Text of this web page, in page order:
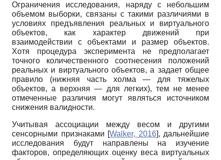
Ограничения исследования, наряду с небольшим
объемом выборки, связаны с такими различиями в
условиях предъявления реальных и виртуального
объектов, как характер движений при
взаимодействии с объектами и размер объектов.
Хотя процедура эксперимента не предполагает
точного количественного соотнесения положений
реальных и виртуального объектов, а задает общее
правило (нижняя часть холма — для тяжелых
объектов, а верхняя — для легких), тем не менее
отмеченные различия могут являться источником
снижения валидности.
Учитывая ассоциации между весом и другими
сенсорными признаками [Walker, 2016], дальнейшие
исследования будут направлены на изучение
факторов, определяющих оценку веса виртуальных